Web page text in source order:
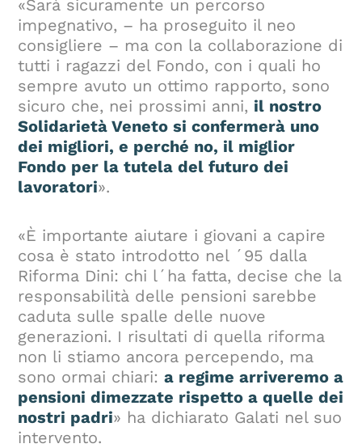
«Sarà sicuramente un percorso
impegnativo, – ha proseguito il neo
consigliere – ma con la collaborazione di
tutti i ragazzi del Fondo, con i quali ho
sempre avuto un ottimo rapporto, sono
sicuro che, nei prossimi anni, il nostro
Solidarietà Veneto si confermerà uno
dei migliori, e perché no, il miglior
Fondo per la tutela del futuro dei
lavoratori».
«È importante aiutare i giovani a capire
cosa è stato introdotto nel ´95 dalla
Riforma Dini: chi l´ha fatta, decise che la
responsabilità delle pensioni sarebbe
caduta sulle spalle delle nuove
generazioni. I risultati di quella riforma
non li stiamo ancora percependo, ma
sono ormai chiari:a regime arriveremo a
pensioni dimezzate rispetto a quelle dei
nostri padri» ha dichiarato Galati nel suo
intervento.